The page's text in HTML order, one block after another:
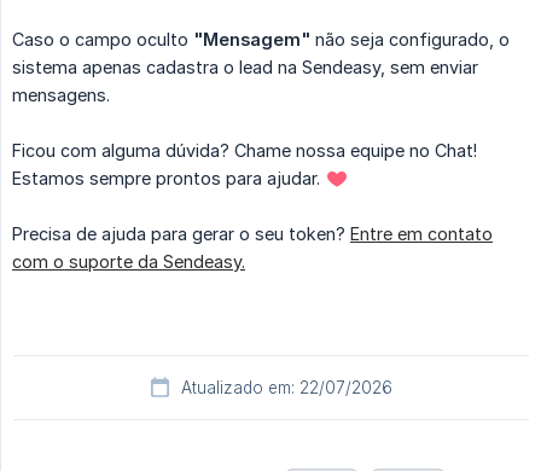
Caso o campo oculto "Mensagem" não seja configurado, o
sistema apenas cadastra o lead na Sendeasy, sem enviar
mensagens.
Ficou com alguma dúvida? Chame nossa equipe no Chat!
Estamos sempre prontos para ajudar.
Precisa de ajuda para gerar o seu token? Entre em contato
com o suporte da Sendeasy.
Atualizado em: 22/07/2026